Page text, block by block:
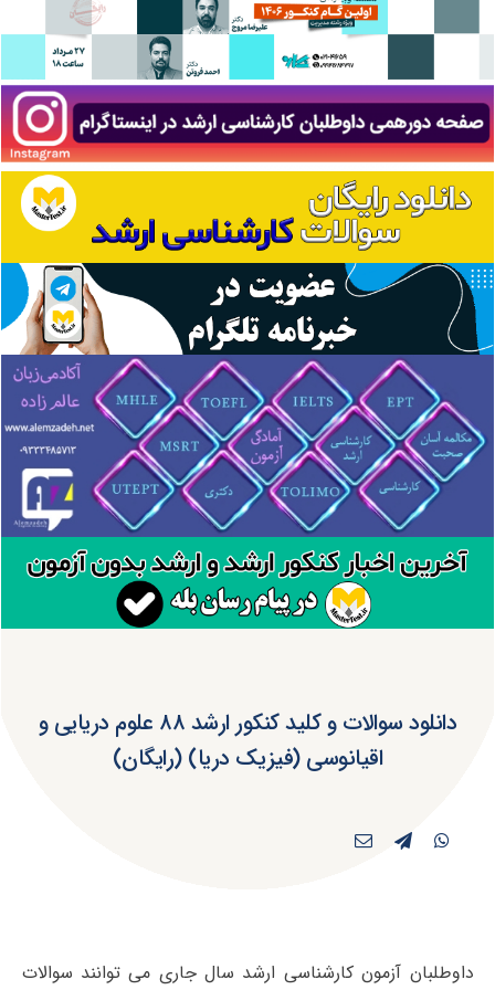
دانلود سوالات و کلید کنکور ارشد ۸۸ علوم دریایی و
اقیانوسی (فیزیک دریا) (رایگان)
داوطلبان آزمون کارشناسی ارشد سال جاری می توانند سوالات